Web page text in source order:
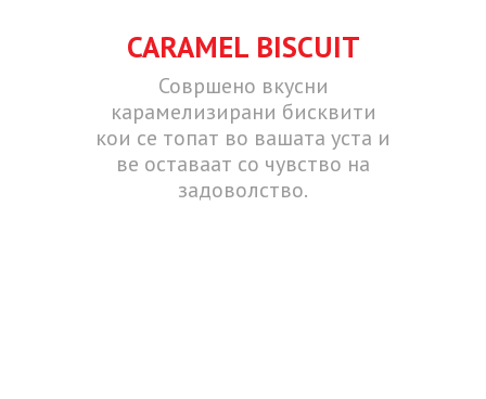
CARAMEL BISCUIT
Совршено вкусни
карамелизирани бисквити
кои се топат во вашата уста и
ве оставаат со чувство на
задоволство.